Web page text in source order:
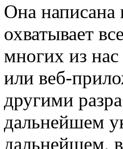
Она написана
охватывает
многих из
или веб-
другими
дальнейшем
дальнейшем,